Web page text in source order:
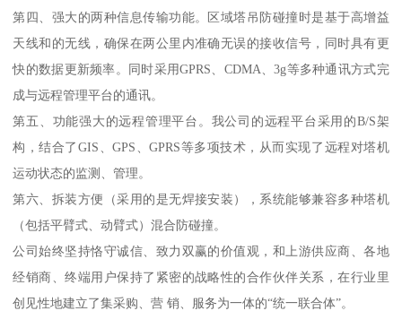
第四、强大的两种信息传输功能。区域塔吊防碰撞时是基于高增益
天线和的无线，确保在两公里内准确无误的接收信号，同时具有更
快的数据更新频率。同时采用GPRS、CDMA、3g等多种通讯方式完
成与远程管理平台的通讯。
第五、功能强大的远程管理平台。我公司的远程平台采用的B/S架
构，结合了GIS、GPS、GPRS等多项技术，从而实现了远程对塔机
运动状态的监测、管理。
第六、拆装方便（采用的是无焊接安装），系统能够兼容多种塔机
（包括平臂式、动臂式）混合防碰撞。
公司始终坚持恪守诚信、致力双赢的价值观，和上游供应商、各地
经销商、终端用户保持了紧密的战略性的合作伙伴关系，在行业里
创见性地建立了集采购、营 销、服务为一体的“统一联合体”。